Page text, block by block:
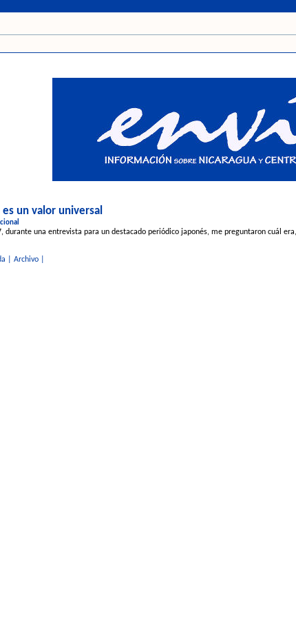
es un valor universal
durante una entrevista para un destacado periódico japonés, me preguntaron cuál
Archivo